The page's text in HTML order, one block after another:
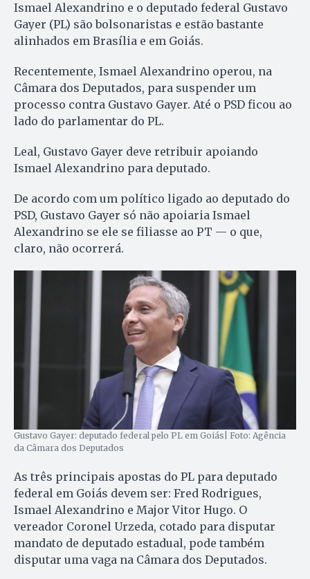
Ismael Alexandrino e o deputado federal Gustavo
Gayer (PL) são bolsonaristas e estão bastante
alinhados em Brasília e em Goiás.
Recentemente, Ismael Alexandrino operou, na
Câmara dos Deputados, para suspender um
processo contra Gustavo Gayer. Até o PSD ficou ao
lado do parlamentar do PL.
Leal, Gustavo Gayer deve retribuir apoiando
Ismael Alexandrino para deputado.
De acordo com um político ligado ao deputado do
PSD, Gustavo Gayer só não apoiaria Ismael
Alexandrino se ele se filiasse ao PT — o que,
claro, não ocorrerá.
Gustavo Gayer: deputado federal pelo PL em Goiás| Foto: Agência
da Câmara dos Deputados
As três principais apostas do PL para deputado
federal em Goiás devem ser: Fred Rodrigues,
Ismael Alexandrino e Major Vitor Hugo. O
vereador Coronel Urzeda, cotado para disputar
mandato de deputado estadual, pode também
disputar uma vaga na Câmara dos Deputados.